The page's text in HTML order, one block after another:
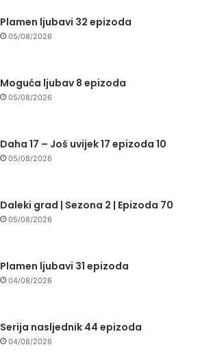
Plamen ljubavi 32 epizoda
05/08/2026
Moguća ljubav 8 epizoda
05/08/2026
Daha 17 – Još uvijek 17 epizoda 10
05/08/2026
Daleki grad | Sezona 2 | Epizoda 70
05/08/2026
Plamen ljubavi 31 epizoda
04/08/2026
Serija nasljednik 44 epizoda
04/08/2026